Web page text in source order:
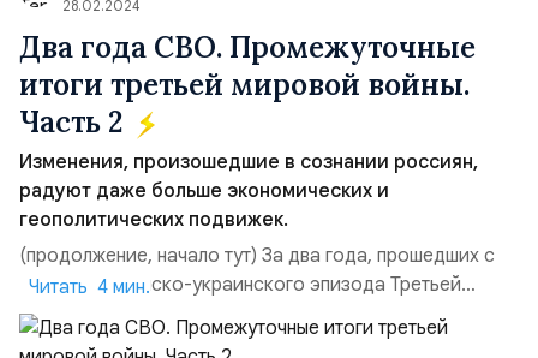
28.02.2024
Два года СВО. Промежуточные
итоги третьей мировой войны.
Часть 2
Изменения, произошедшие в сознании россиян,
радуют даже больше экономических и
геополитических подвижек.
(продолжение, начало тут) За два года, прошедших с
начала российско-украинского эпизода Третьей
мировой войны наша страна довольно сильно
изменилась. К сегодняшнему дню она стала напоминать
Читать 4 мин.